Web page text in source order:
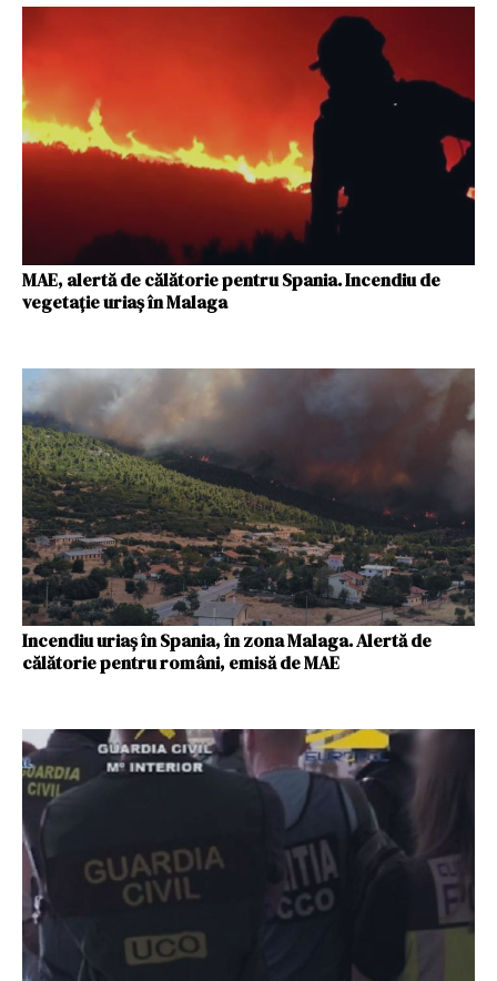
MAE, alertă de călătorie pentru Spania. Incendiu de
vegetaţie uriaș în Malaga
Incendiu uriaș în Spania, în zona Malaga. Alertă de
călătorie pentru români, emisă de MAE